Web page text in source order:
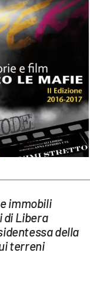
immobili
di Libera
della
terreni